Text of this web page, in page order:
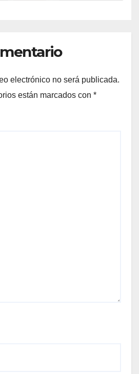
electrónico no será publicada.
están marcados con *